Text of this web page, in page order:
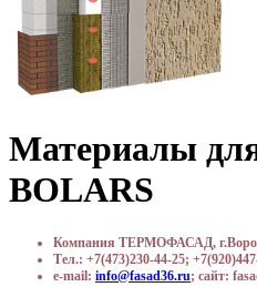
Материалы
BOLARS
Компания ТЕРМОФАСАД,
Тел.: +7(473)230-44-25;
e-mail: info@fasad36.ru; сайт: